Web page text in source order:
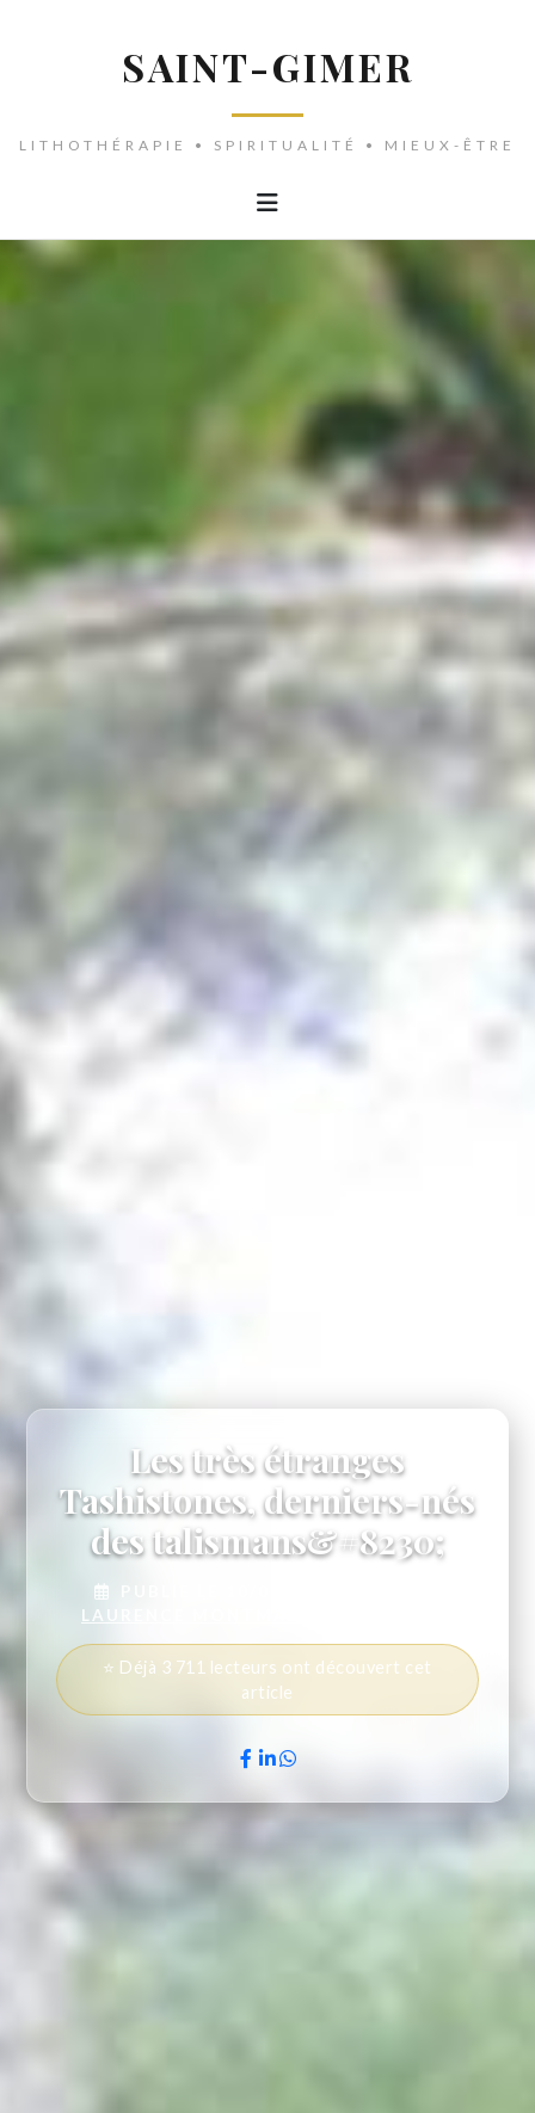
SAINT-GIMER
LITHOTHÉRAPIE • SPIRITUALITÉ • MIEUX-ÊTRE
Les très étranges
Tashistones, derniers-nés
des talismans&#8230;
LAURENCE MONTMASSON-VALVERDE
⭐ Déjà 3 711 lecteurs ont découvert cet
article